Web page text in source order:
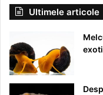
Ultimele articole